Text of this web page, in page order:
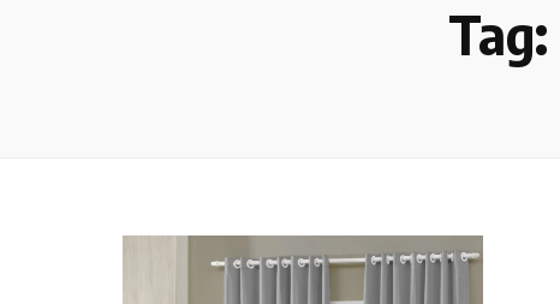
Tag: